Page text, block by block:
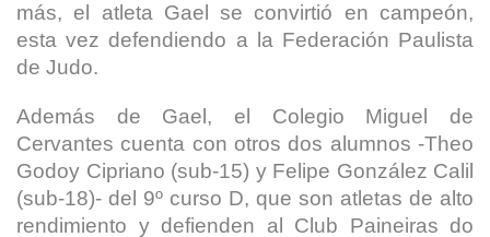
más, el atleta Gael se convirtió en campeón,
esta vez defendiendo a la Federación Paulista
de Judo.
Además de Gael, el Colegio Miguel de
Cervantes cuenta con otros dos alumnos -Theo
Godoy Cipriano (sub-15) y Felipe González Calil
(sub-18)- del 9º curso D, que son atletas de alto
rendimiento y defienden al Club Paineiras do